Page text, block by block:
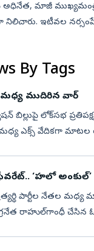
మాజీ ముఖ్యమంత్రి
నిలిచారు. ఇటీవల
By Tags
మధ్య ముదిరిన వార్‌
బిల్లుపై లోక్‌సభ
మధ్య ఎక్స్ వేదికగా మాటల
‘హలో
పార్టీల నేతల మధ్య
రాహుల్‌గాంధీ చేసిన